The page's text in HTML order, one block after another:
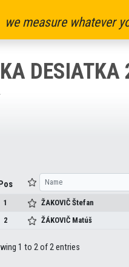
we measure whatever
DESIATKA
Pos
1 ŽAKOVIČŠtefan
2
ŽÁKOVIČ Matúš
1 to 2 of 2 entries